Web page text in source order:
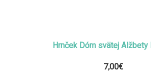
Hrnček Dóm svätej Alžbety
7,00€